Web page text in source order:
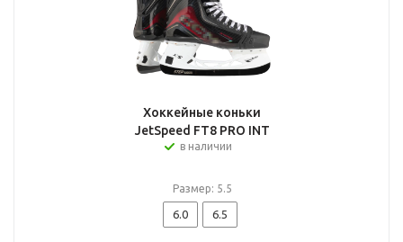
Хоккейные коньки
JetSpeed FT8 PRO INT
в наличии
Размер: 5.5
6.0 6.5